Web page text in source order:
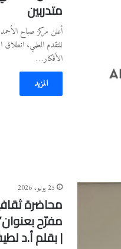
متدربين
أعلن مركز صباح
للتقدم العلمي، انطلاق
الأفكار…
المزيد
25 يونيو، 2026
محاضرة
مفرّح
| بقلم أ.د